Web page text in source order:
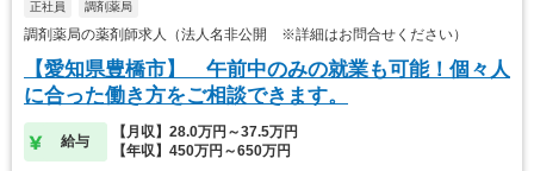
正社員 調剤薬局
調剤薬局の薬剤師求人（法人名非公開 ※詳細はお問合せください）
【愛知県豊橋市】 午前中のみの就業も可能！個々人
に合った働き方をご相談できます。
給与
【月収】28.0万円～37.5万円
【年収】450万円～650万円